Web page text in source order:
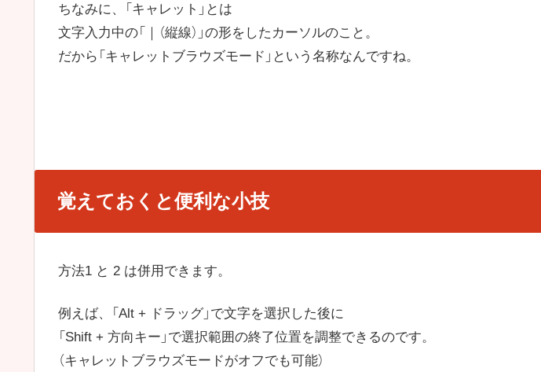
ちなみに、「キャレット」とは
文字入力中の「｜（縦線）」の形をしたカーソルのこと。
だから「キャレットブラウズモード」という名称なんですね。
覚えておくと便利な小技
方法1 と 2 は併用できます。
例えば、「Alt + ドラッグ」で文字を選択した後に
「Shift + 方向キー」で選択範囲の終了位置を調整できるのです。
（キャレットブラウズモードがオフでも可能）